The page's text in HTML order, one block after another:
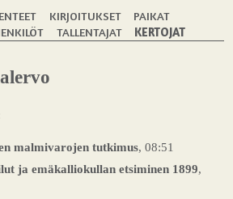
KIRJOITUKSET
PAIKAT
TALLENTAJAT KERTOJAT
malmivarojen tutkimus, 08:51
ja emäkalliokullan etsiminen 1899,